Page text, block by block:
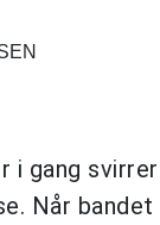
gang
Når